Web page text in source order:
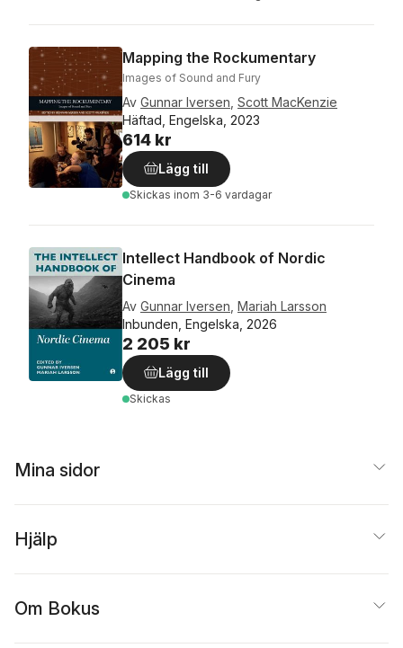
Mapping the Rockumentary
Images of Sound and Fury
Av Gunnar Iversen Scott MacKenzie
Häftad, Engelska, 2023
614 kr
Lägg till
Skickas inom 3-6 vardagar
Intellect Handbook of Nordic
Cinema
Av Gunnar Iversen Mariah Larsson
Inbunden, Engelska, 2026
2 205 kr
Lägg till
Skickas
Mina sidor
Hjälp
Om Bokus